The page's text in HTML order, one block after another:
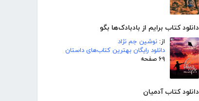
دانلود کتاب برایم از بادبادک‌ها بگو
از: نوشین جم نژاد
دانلود رایگان بهترین کتاب‌های داستان
۶۹ صفحه
دانلود کتاب آدمیان